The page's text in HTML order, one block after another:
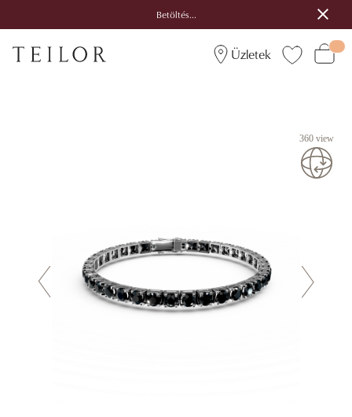
Betöltés...
Üzletek
360 view